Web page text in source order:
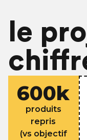
le
600k
produits
repris
(vs objectif